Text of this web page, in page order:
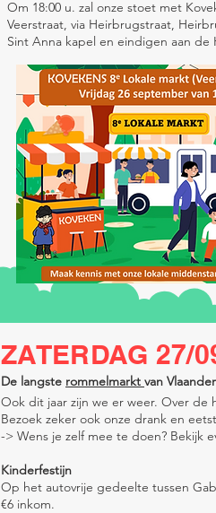
Om 18:00 u. zal onze stoet met
Veerstraat, via Heirbrugstraat,
Sint Anna kapel en eindigen aan de
De langste rommelmarkt van
Ook dit jaar zijn we er weer. Over
Bezoek zeker ook onze drank en
-> Wens je zelf mee te doen? Bekijk
Kinderfestijn
Op het autovrije gedeelte tussen
€6 inkom.
ZATERDAG 27/